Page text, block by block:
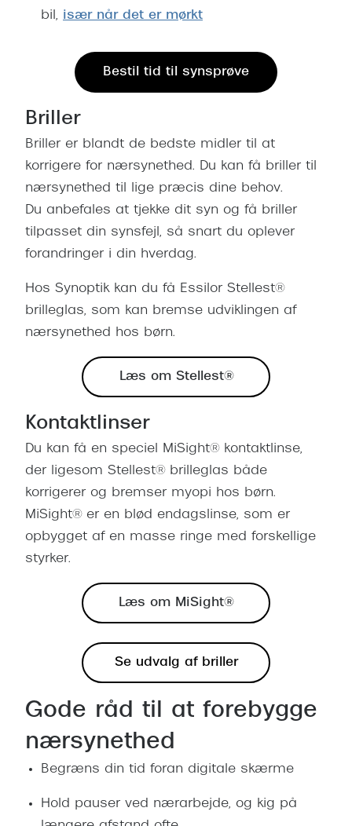
bil, især når det er mørkt
Bestil tid til synsprøve
Briller
Briller er blandt de bedste midler til at
korrigere for nærsynethed. Du kan få briller til
nærsynethed til lige præcis dine behov.
Du anbefales at tjekke dit syn og få briller
tilpasset din synsfejl, så snart du oplever
forandringer i din hverdag.
Hos Synoptik kan du få Essilor Stellest®
brilleglas, som kan bremse udviklingen af
nærsynethed hos børn.
Læs om Stellest®
Kontaktlinser
Du kan få en speciel MiSight® kontaktlinse,
der ligesom Stellest® brilleglas både
korrigerer og bremser myopi hos børn.
MiSight® er en blød endagslinse, som er
opbygget af en masse ringe med forskellige
styrker.
Læs om MiSight®
Se udvalg af briller
Gode råd til at forebygge
nærsynethed
Begræns din tid foran digitale skærme
Hold pauser ved nærarbejde, og kig på